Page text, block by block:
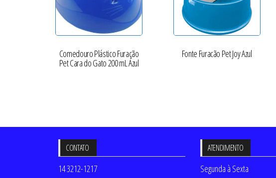
Comedouro Plástico Furação
Pet Cara do Gato 200 mL Azul
Fonte Furacão Pet Joy Azul
CONTATO
14 3212-1217
ATENDIMENTO
Segunda à Sexta